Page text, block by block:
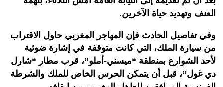
العنف وتهديد حياة الآخرين.
وفي تفاصيل الحادث فإن المهاجر المغربي حاول الاقتراب
من سيارة الملك، التي كانت متوقفة في إشارة ضوئية
لأحد الشوارع بمنطقة “ميسني-أملو”، قرب مطار “شارل
دي غول”، قبل أن يتمكن الحرس الخاص للملك والشرطة